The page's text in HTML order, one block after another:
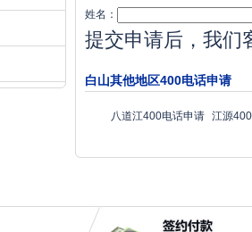
姓名：
提交申请后，我们
白山其他地区400电话申请
八道江400电话申请 江源